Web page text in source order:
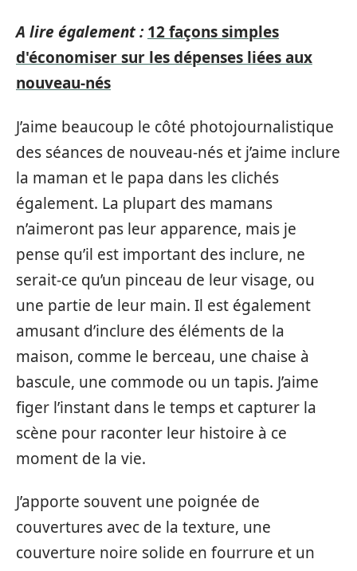
A lire également : 12 façons simples
d'économiser sur les dépenses liées aux
nouveau-nés
J’aime beaucoup le côté photojournalistique
des séances de nouveau-nés et j’aime inclure
la maman et le papa dans les clichés
également. La plupart des mamans
n’aimeront pas leur apparence, mais je
pense qu’il est important des inclure, ne
serait-ce qu’un pinceau de leur visage, ou
une partie de leur main. Il est également
amusant d’inclure des éléments de la
maison, comme le berceau, une chaise à
bascule, une commode ou un tapis. J’aime
figer l’instant dans le temps et capturer la
scène pour raconter leur histoire à ce
moment de la vie.
J’apporte souvent une poignée de
couvertures avec de la texture, une
couverture noire solide en fourrure et un